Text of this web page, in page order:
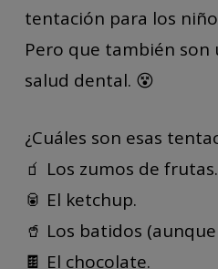
tentación para los
Pero que también son
salud dental. 😵
¿Cuáles son esas
🧃 Los zumos de frutas.
🥫 El ketchup.
🥤 Los batidos
🍫 El chocolate.